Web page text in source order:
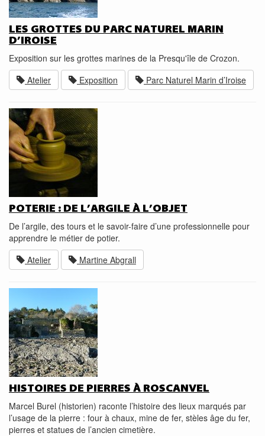
LES GROTTES DU PARC NATUREL MARIN
D’IROISE
Exposition sur les grottes marines de la Presqu'île de Crozon.
Atelier
Exposition Parc Naturel Marin d’Iroise
POTERIE : DE L’ARGILE À L’OBJET
De l’argile, des tours et le savoir-faire d’une professionnelle pour
apprendre le métier de potier.
Atelier
Martine Abgrall
HISTOIRES DE PIERRES À ROSCANVEL
Marcel Burel (historien) raconte l’histoire des lieux marqués par
l’usage de la pierre : four à chaux, mine de fer, stèles âge du fer,
pierres et statues de l’ancien cimetière.